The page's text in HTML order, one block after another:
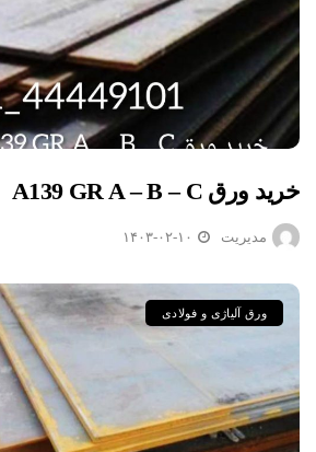
خرید ورق A139 GR A – B – C
مدیریت ۱۴۰۳-۰۲-۱۰
ورق آلیاژی و فولادی